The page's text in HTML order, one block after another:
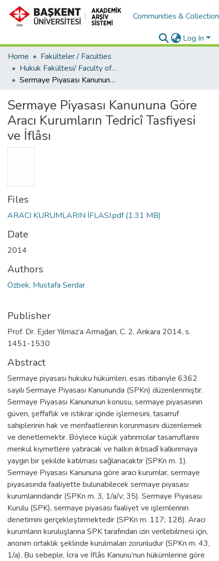
Communities &
Log In
Home
Fakülteler / Faculties
Hukuk Fakültesi/ Faculty of Law
Sermaye Piyasası Kanununa Göre Aracı Kurumların Tedricî Tasfiyesi ve İflâsı
Sermaye Piyasası Kanununa Göre
Aracı Kurumların Tedricî Tasfiyesi
ve İflâsı
Files
ARACI KURUMLARIN İFLASI.pdf(1.31 MB)
Date
2014
Authors
Özbek, Mustafa Serdar
Publisher
Prof. Dr. Ejder Yılmaz’a Armağan, C. 2, Ankara 2014, s.
1451-1530
Abstract
Sermaye piyasası hukuku hükümleri, esas itibariyle 6362
sayılı Sermaye Piyasası Kanununda (SPKn) düzenlenmiştir.
Sermaye Piyasası Kanununun konusu, sermaye piyasasının
güven, şeffaflık ve istikrar içinde işlemesini, tasarruf
sahiplerinin hak ve menfaatlerinin korunmasını düzenlemek
ve denetlemektir. Böylece küçük yatırımcılar tasarruflarını
menkul kıymetlere yatıracak ve halkın iktisadî kalkınmaya
yaygın bir şekilde katılması sağlanacaktır (SPKn m. 1).
Sermaye Piyasası Kanununa göre aracı kurumlar, sermaye
piyasasında faaliyette bulunabilecek sermaye piyasası
kurumlarındandır (SPKn m. 3, 1/a/v; 35). Sermaye Piyasası
Kurulu (SPK), sermaye piyasası faaliyet ve işlemlerinin
denetimini gerçekleştirmektedir (SPKn m. 117; 128). Aracı
kurumların kuruluşlarına SPK tarafından izin verilebilmesi için,
anonim ortaklık şeklinde kurulmaları zorunludur (SPKn m. 43,
1/a). Bu sebeple, İcra ve İflâs Kanunu’nun hükümlerine göre